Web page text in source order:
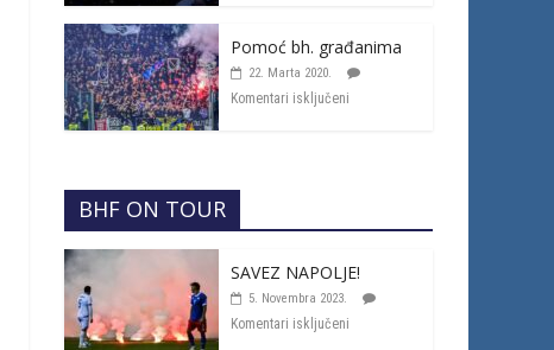
Pomoć bh. građanima
22. Marta 2020.
Komentari isključeni
BHF ON TOUR
SAVEZ NAPOLJE!
5. Novembra 2023.
Komentari isključeni